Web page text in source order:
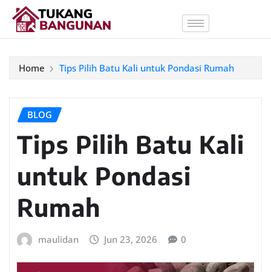
Home Tips Pilih Batu Kali untuk Pondasi Rumah
BLOG
Tips Pilih Batu Kali
untuk Pondasi
Rumah
maulidan Jun 23, 2026 0